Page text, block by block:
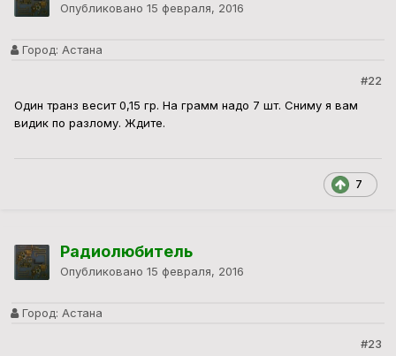
Опубликовано 15 февраля, 2016
Город: Астана
#22
Один транз весит 0,15 гр. На грамм надо 7 шт. Сниму я вам
видик по разлому. Ждите.
7
Радиолюбитель
Опубликовано 15 февраля, 2016
Город: Астана
#23